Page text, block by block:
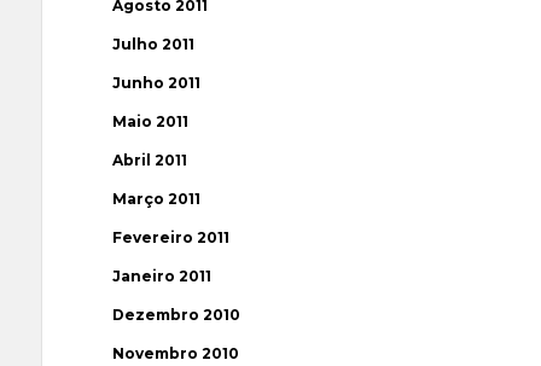
Agosto 2011
Julho 2011
Junho 2011
Maio 2011
Abril 2011
Março 2011
Fevereiro 2011
Janeiro 2011
Dezembro 2010
Novembro 2010